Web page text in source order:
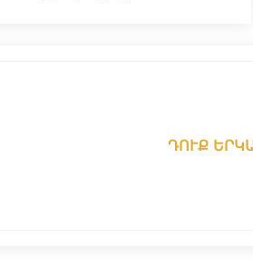
ԴՈՒՔ